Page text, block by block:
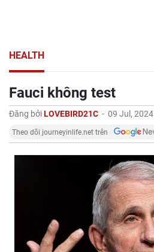
HEALTH
Fauci không test
Đăng bởiLOVEBIRD21C - 09 Jul, 2024
Theo dõi journeyinlife.net trên